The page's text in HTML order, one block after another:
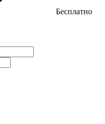
Бесплатно